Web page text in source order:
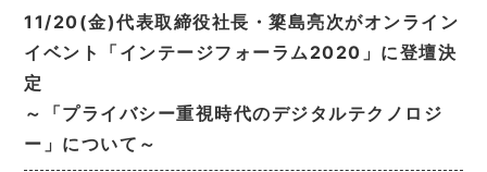
11/20(金)代表取締役社長・簗島亮次がオンライン
イベント「インテージフォーラム2020」に登壇決
定
～「プライバシー重視時代のデジタルテクノロジ
ー」について～